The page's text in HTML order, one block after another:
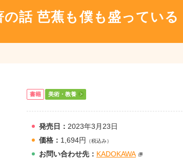
の話 芭蕉も僕も盛っている
書籍 美術・教養
発売日： 2023年3月23日
価格： 1,694円 （税込み）
お問い合わせ先： KADOKAWA